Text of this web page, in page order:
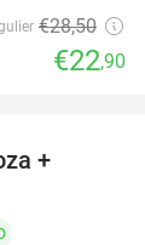
€28,50
€22,90
+